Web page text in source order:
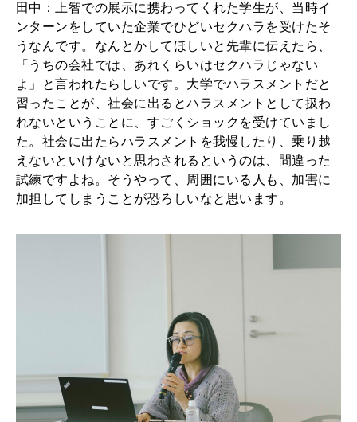
田中：上智での展示に携わってくれた学生が、当時イ
ンターンをしていた企業でひどいセクハラを受けたそ
うなんです。なんとかしてほしいと先輩に伝えたら、
「うちの会社では、あれくらいはセクハラじゃない
よ」と言われたらしいです。大学でハラスメントだと
習ったことが、社会に出るとハラスメントとして扱わ
れないということに、すごくショックを受けていまし
た。社会に出たらハラスメントを我慢したり、乗り越
えないといけないと思わされるというのは、間違った
試練ですよね。そうやって、周囲にいる人も、加害に
加担してしまうことが恐ろしいなと思います。